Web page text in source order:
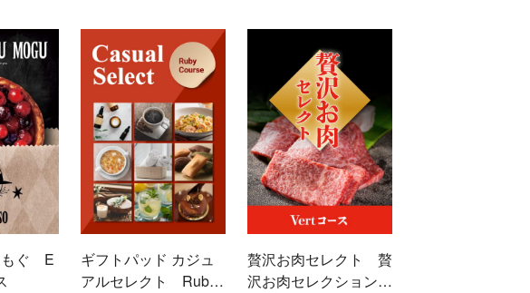
もぐ E
ギフトパッド カジュ
アルセレクト Ruby
贅沢お肉セレクト 贅
沢お肉セレクション